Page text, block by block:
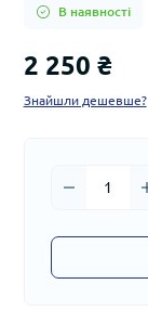
В наявності
2 250 ₴
Знайшли дешевше?